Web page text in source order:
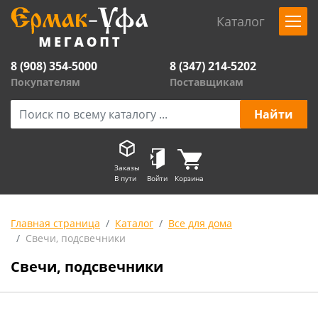
Каталог
8 (908) 354-5000
Покупателям
8 (347) 214-5202
Поставщикам
Заказы
В пути
Войти Корзина
Главная страница Каталог
Все для дома
Свечи, подсвечники
Свечи, подсвечники